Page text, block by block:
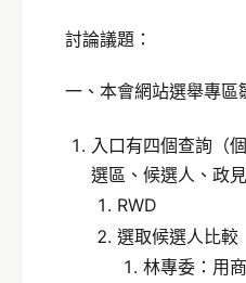
討論議題：
一、本會網站選舉專區
入口有四個查詢（
選區、候選人、政見
RWD
選取候選人比較
林專委：用